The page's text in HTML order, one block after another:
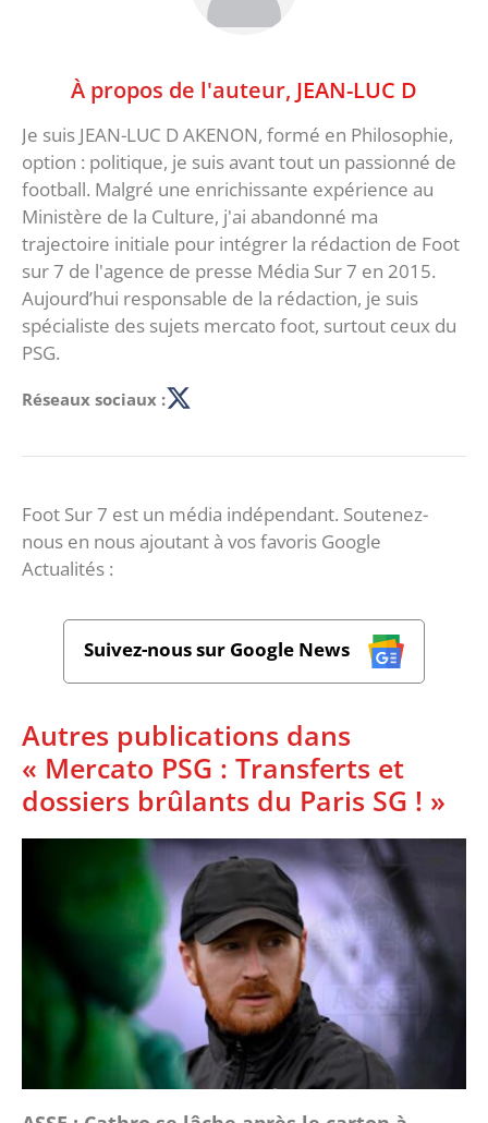
À propos de l'auteur, JEAN-LUC D
Je suis JEAN-LUC D AKENON, formé en Philosophie,
option : politique, je suis avant tout un passionné de
football. Malgré une enrichissante expérience au
Ministère de la Culture, j'ai abandonné ma
trajectoire initiale pour intégrer la rédaction de Foot
sur 7 de l'agence de presse Média Sur 7 en 2015.
Aujourd’hui responsable de la rédaction, je suis
spécialiste des sujets mercato foot, surtout ceux du
PSG.
Réseaux sociaux :
Foot Sur 7 est un média indépendant. Soutenez-
nous en nous ajoutant à vos favoris Google
Actualités :
Suivez-nous sur Google News
Autres publications dans
« Mercato PSG : Transferts et
dossiers brûlants du Paris SG ! »